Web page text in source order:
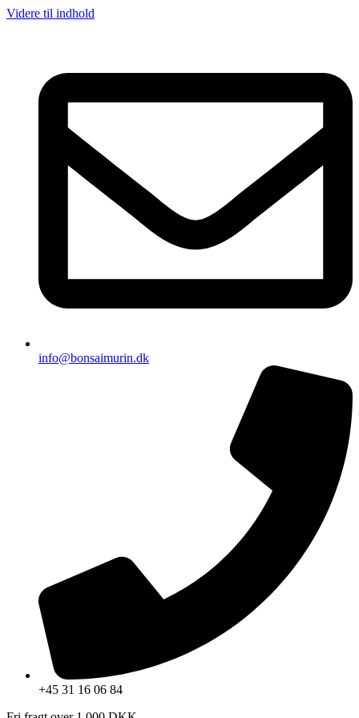
Videre til indhold
info@bonsaimurin.dk
+45 31 16 06 84